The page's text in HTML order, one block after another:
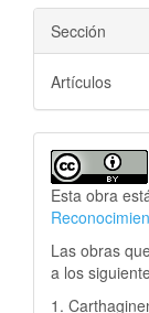
Sección
Artículos
Esta obra
Las obras
a los
1.